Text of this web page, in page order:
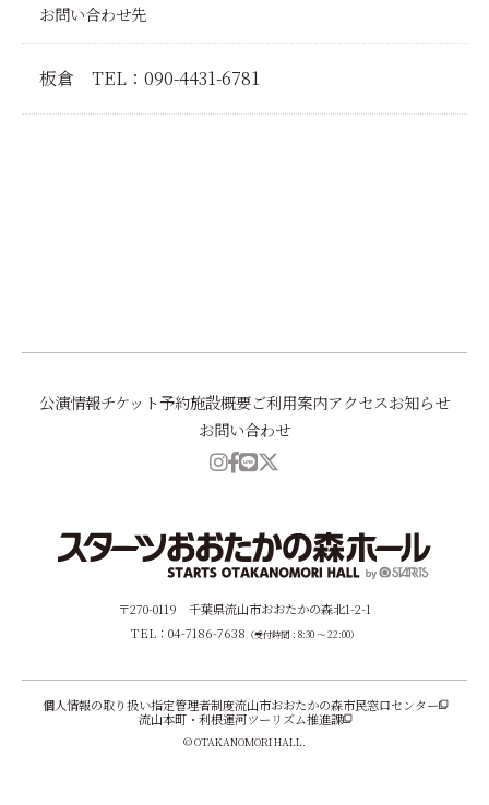
お問い合わせ先
板倉 TEL：090-4431-6781
公演情報チケット予約施設概要ご利用案内アクセスお知らせ
お問い合わせ
〒270-0119 千葉県流山市おおたかの森北1-2-1
TEL：04-7186-7638 （受付時間：8:30 ～ 22:00）
個人情報の取り扱い指定管理者制度流山市おおたかの森市民窓口センター
流山本町・利根運河ツーリズム推進課
© OTAKANOMORI HALL.